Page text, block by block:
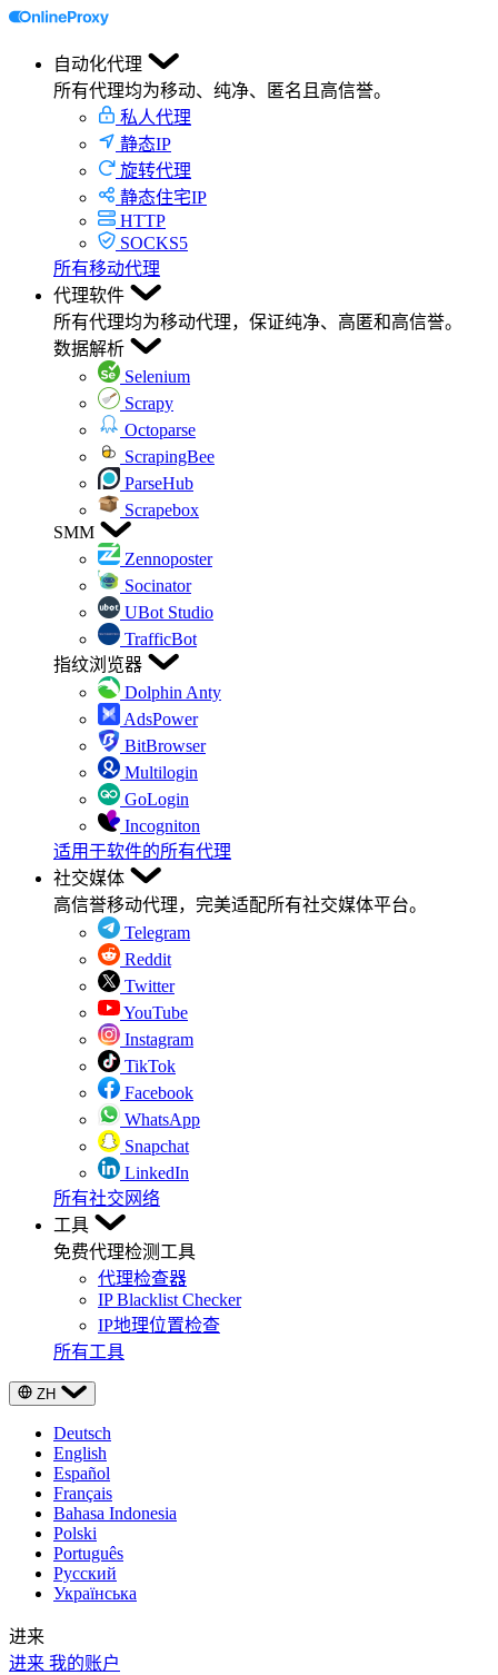
自动化代理
所有代理均为移动、纯净、匿名且高信誉。
私人代理
静态IP
旋转代理
静态住宅IP
HTTP
SOCKS5
所有移动代理
代理软件
所有代理均为移动代理，保证纯净、高匿和高信誉。
数据解析
Selenium
Scrapy
Octoparse
ScrapingBee
ParseHub
Scrapebox
SMM
Zennoposter
Socinator
UBot Studio
TrafficBot
指纹浏览器
Dolphin Anty
AdsPower
BitBrowser
Multilogin
GoLogin
Incogniton
适用于软件的所有代理
社交媒体
高信誉移动代理，完美适配所有社交媒体平台。
Telegram
Reddit
Twitter
YouTube
Instagram
TikTok
Facebook
WhatsApp
Snapchat
LinkedIn
所有社交网络
工具
免费代理检测工具
代理检查器
IP Blacklist Checker
IP地理位置检查
所有工具
ZH
Deutsch
English
Español
Français
Bahasa Indonesia
Polski
Português
Русский
Українська
进来
进来 我的账户